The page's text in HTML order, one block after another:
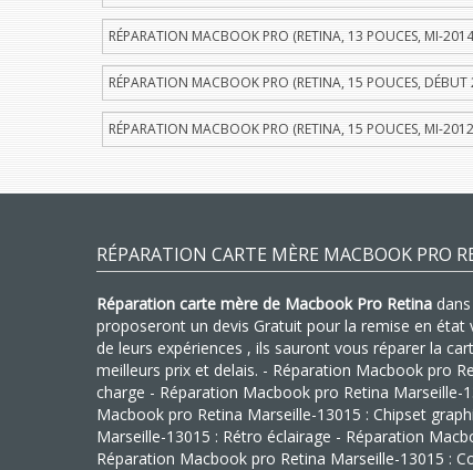
RÉPARATION MACBOOK PRO (RETINA, 13 POUCES, MI-
RÉPARATION MACBOOK PRO (RETINA, 15 POUCES,
RÉPARATION MACBOOK PRO (RETINA, 15 POUCES, MI-
RÉPARATION CARTE MÈRE MACBOOK PRO
Réparation carte mère de Macbook Pro Retina
proposeront un devis Gratuit pour la remise en
de leurs expériences , ils sauront vous réparer la
meilleurs prix et delais. - Réparation Macbook pro
charge - Réparation Macbook pro Retina Marseille-
Macbook pro Retina Marseille-13015 : Chipset
Marseille-13015 : Rétro éclairage - Réparation
Réparation Macbook pro Retina Marseille-13015 :